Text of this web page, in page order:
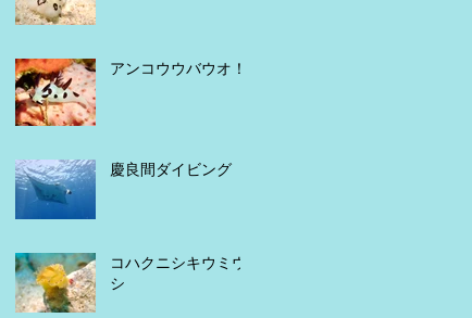
アンコウウバウオ！
慶良間ダイビング
コハクニシキウミウ
シ